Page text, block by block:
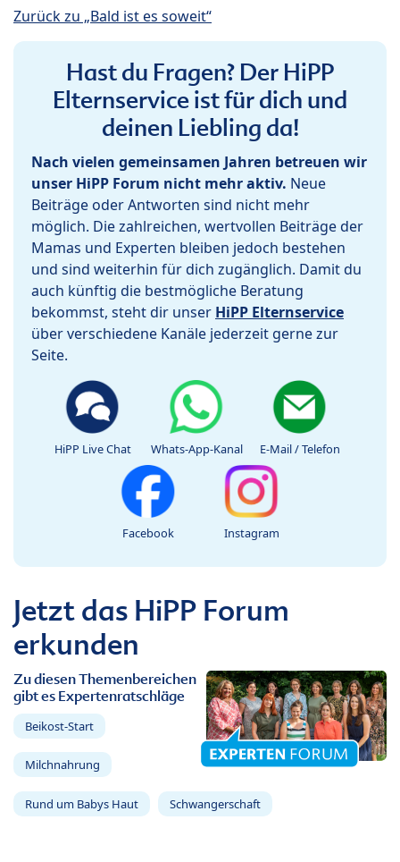
Zurück zu „Bald ist es soweit“
Hast du Fragen? Der HiPP
Elternservice ist für dich und
deinen Liebling da!
Nach vielen gemeinsamen Jahren betreuen wir
unser HiPP Forum nicht mehr aktiv. Neue
Beiträge oder Antworten sind nicht mehr
möglich. Die zahlreichen, wertvollen Beiträge der
Mamas und Experten bleiben jedoch bestehen
und sind weiterhin für dich zugänglich. Damit du
auch künftig die bestmögliche Beratung
bekommst, steht dir unser HiPP Elternservice
über verschiedene Kanäle jederzeit gerne zur
Seite.
HiPP Live Chat Whats-App-Kanal E-Mail / Telefon
Facebook Instagram
Jetzt das HiPP Forum
erkunden
Zu diesen Themenbereichen
gibt es Expertenratschläge
Beikost-Start
Milchnahrung
Rund um Babys Haut Schwangerschaft